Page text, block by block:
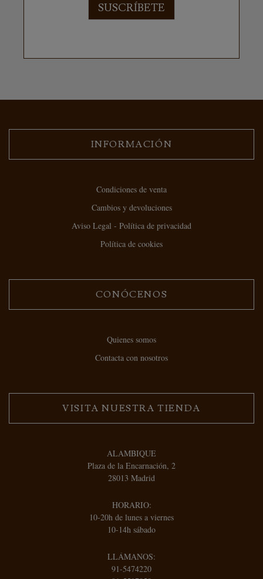
SUSCRÍBETE
INFORMACIÓN
Condiciones de venta
Cambios y devoluciones
Aviso Legal - Política de privacidad
Política de cookies
CONÓCENOS
Quienes somos
Contacta con nosotros
VISITA NUESTRA TIENDA
ALAMBIQUE
Plaza de la Encarnación, 2
28013 Madrid
HORARIO:
10-20h de lunes a viernes
10-14h sábado
LLÁMANOS:
91-5474220